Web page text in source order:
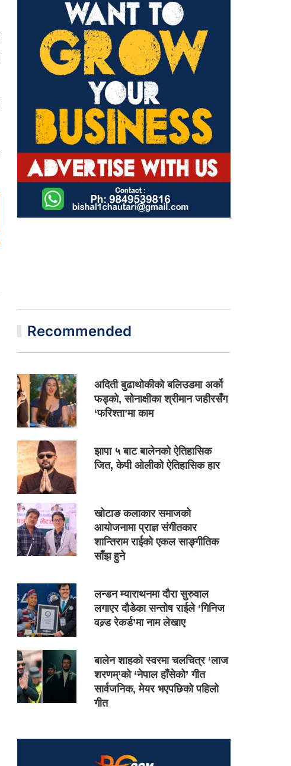
Recommended
अदिती बुढाथोकीको बलिउडमा अर्को
फड्को, सोनाक्षीका श्रीमान जहीरसँग
‘फरिश्ता’मा काम
झापा ५ बाट बालेनको ऐतिहासिक
जित, केपी ओलीको ऐतिहासिक हार
खोटाङ कलाकार समाजको
आयोजनामा प्राज्ञ संगीतकार
शान्तिराम राईको एकल साङ्गीतिक
साँझ हुने
लन्डन म्याराथनमा दौरा सुरुवाल
लगाएर दौडेका सन्तोष राईले ‘गिनिज
वल्र्ड रेकर्ड’मा नाम लेखाए
बालेन शाहको स्वरमा चलचित्र ‘लाज
शरणम्’को ‘नेपाल हाँसेको’ गीत
सार्वजनिक, मेयर भएपछिको पहिलो
गीत